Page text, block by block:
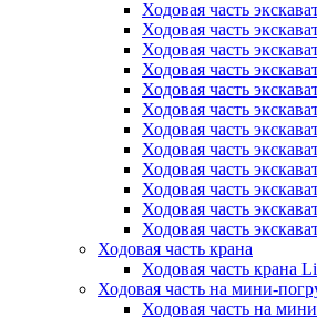
Ходовая часть
Ходовая часть
Ходовая часть
Ходовая часть
Ходовая часть
Ходовая часть
Ходовая часть
Ходовая часть
Ходовая часть
Ходовая часть
Ходовая часть
Ходовая часть
Ходовая часть крана
Ходовая часть крана
Ходовая часть на мини-
Ходовая часть на